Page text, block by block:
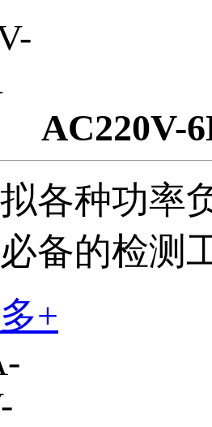
AC220V-
各种功率
备的检测
+